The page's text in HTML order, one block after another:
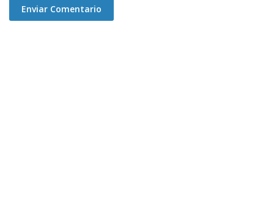
Enviar Comentario